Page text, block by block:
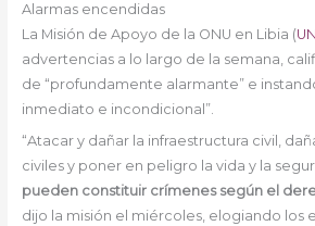
Alarmas encendidas
La Misión de Apoyo de la ONU en Libia (
advertencias a lo largo de la semana,
de “profundamente alarmante” e
inmediato e incondicional”.
“Atacar y dañar la infraestructura civil,
civiles y poner en peligro la vida y la
pueden constituir crímenes según el
dijo la misión el miércoles, elogiando los